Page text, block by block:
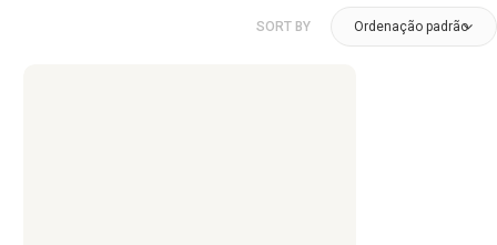
SORT BY Ordenação padrão